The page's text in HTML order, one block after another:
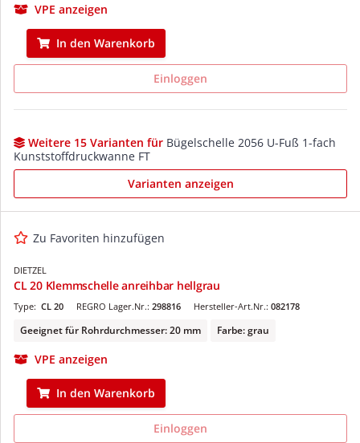
VPE anzeigen
In den Warenkorb
Einloggen
Weitere 15 Varianten für Bügelschelle 2056 U-Fuß 1-fach
Kunststoffdruckwanne FT
Varianten anzeigen
Zu Favoriten hinzufügen
DIETZEL
CL 20 Klemmschelle anreihbar hellgrau
REGRO Lager.Nr.: 298816
Type: CL 20 Hersteller-Art.Nr.: 082178
Geeignet für Rohrdurchmesser: 20 mm Farbe: grau
VPE anzeigen
In den Warenkorb
Einloggen